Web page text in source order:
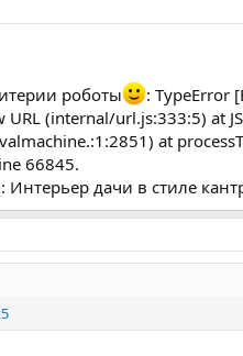
роботы
: TypeError
(internal/url.js:333:5) at
at
66845.
Интерьер дачи в стиле